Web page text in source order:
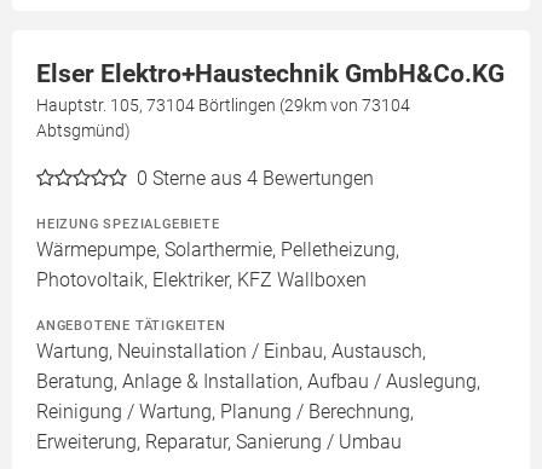
Elser Elektro+Haustechnik GmbH&Co.KG
Hauptstr. 105, 73104 Börtlingen (29km von 73104
Abtsgmünd)
0 Sterne aus 4 Bewertungen
HEIZUNG SPEZIALGEBIETE
Wärmepumpe, Solarthermie, Pelletheizung,
Photovoltaik, Elektriker, KFZ Wallboxen
ANGEBOTENE TÄTIGKEITEN
Wartung, Neuinstallation / Einbau, Austausch,
Beratung, Anlage & Installation, Aufbau / Auslegung,
Reinigung / Wartung, Planung / Berechnung,
Erweiterung, Reparatur, Sanierung / Umbau